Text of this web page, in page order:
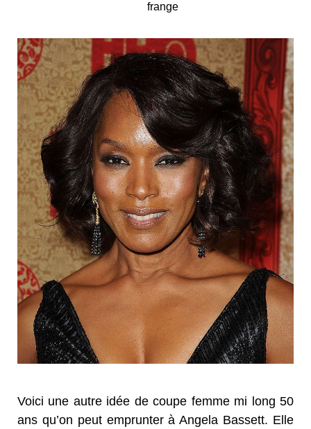
frange
Voici une autre idée de coupe femme mi long 50
ans qu’on peut emprunter à Angela Bassett. Elle